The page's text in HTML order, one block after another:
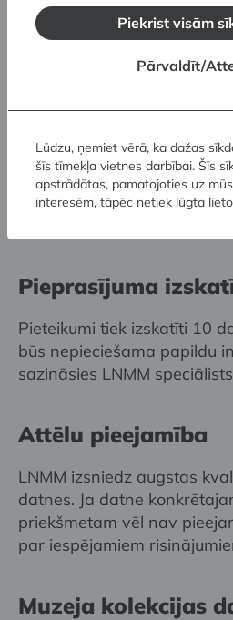
jāsaskaņo ar LNMM.
pārkāpumiem, ko pieļāvis
Ja attēls izmantots
iespieddarbā, pēc tā
izdevuma eksemplāru vai
Pieprasījuma
Pieteikumi tiek izskatīti 10
būs nepieciešama papildu
sazināsies LNMM
Attēlu pieejamība
LNMM izsniedz augstas
datnes. Ja datne
priekšmetam vēl nav
par iespējamiem
Muzeja kolekcijas
Piekrist visām
Pārvaldīt/
Lūdzu, ņemiet vērā, ka dažas
šīs tīmekļa vietnes darbībai. Šīs
apstrādātas, pamatojoties uz
interesēm, tāpēc netiek lūgta